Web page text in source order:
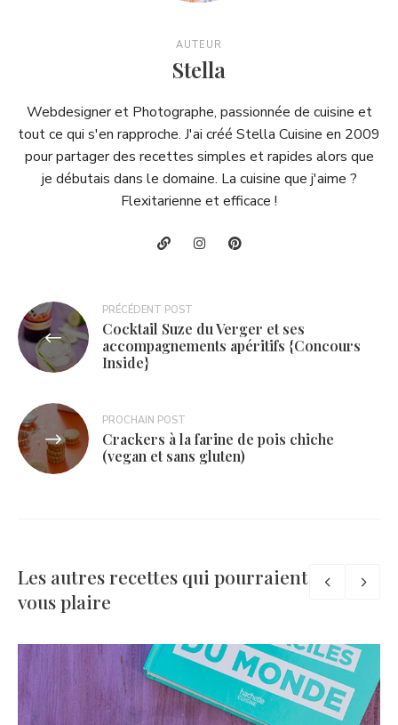
AUTEUR
Stella
Webdesigner et Photographe, passionnée de cuisine et
tout ce qui s'en rapproche. J'ai créé Stella Cuisine en 2009
pour partager des recettes simples et rapides alors que
je débutais dans le domaine. La cuisine que j'aime ?
Flexitarienne et efficace !
Navigation
de
l’article
PRÉCÉDENT POST
Cocktail Suze du Verger et ses
accompagnements apéritifs {Concours
Inside}
PROCHAIN POST
Crackers à la farine de pois chiche
(vegan et sans gluten)
Les autres recettes qui pourraient
vous plaire